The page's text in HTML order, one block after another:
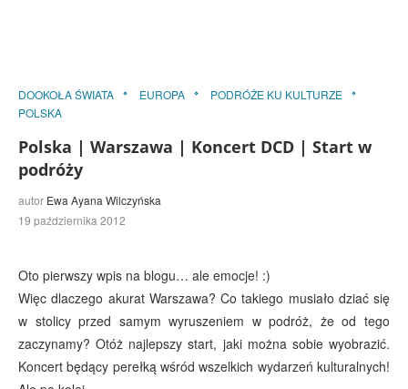
DOOKOŁA ŚWIATA EUROPA
PODRÓŻE KU KULTURZE
POLSKA
Polska | Warszawa | Koncert DCD | Start w
podróży
autor Ewa Ayana Wilczyńska
19 października 2012
Oto pierwszy wpis na blogu… ale emocje! :)
Więc dlaczego akurat Warszawa? Co takiego musiało dziać się
w stolicy przed samym wyruszeniem w podróż, że od tego
zaczynamy? Otóż najlepszy start, jaki można sobie wyobrazić.
Koncert będący perełką wśród wszelkich wydarzeń kulturalnych!